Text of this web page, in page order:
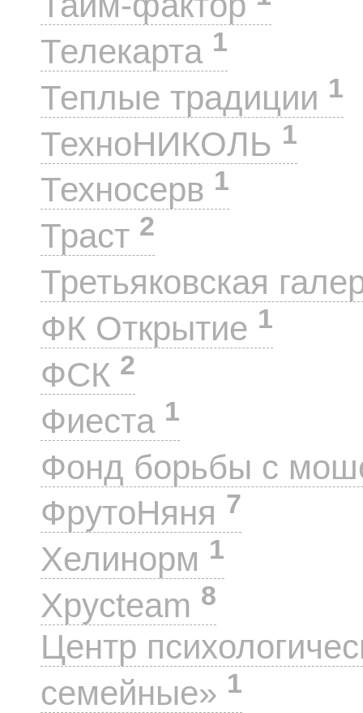
Телекарта 1
Теплые традиции 1
ТехноНИКОЛЬ 1
Техносерв 1
Траст 2
Третьяковская
ФК Открытие 1
ФСК 2
Фиеста 1
Фонд борьбы с
ФрутоНяня 7
Хелинорм 1
Хрусteam 8
Центр
семейные» 1